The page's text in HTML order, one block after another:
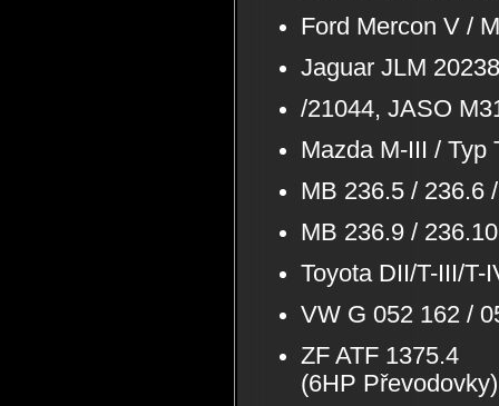
Ford Mercon V /
Jaguar JLM
/21044, JASO
Mazda M-III / Typ
MB 236.5 / 236.6
MB 236.9 /
Toyota DII/T-III/T-
VW G 052 162 /
ZF ATF 1375.4
(6HP Převodovky)